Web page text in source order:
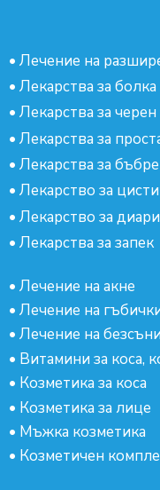
• Лечение на
• Лекарства за
• Лекарства за
• Лекарства за
• Лекарства за
• Лекарство за
• Лекарство за
• Лекарства за запек
• Лечение на акне
• Лечение на
• Лечение на
• Витамини за коса,
• Козметика за коса
• Козметика за лице
• Мъжка козметика
• Козметичен